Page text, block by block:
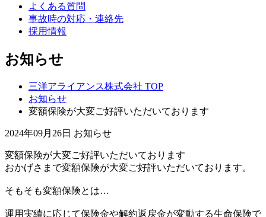
よくある質問
事故時の対応・連絡先
採用情報
お知らせ
三洋アライアンス株式会社 TOP
お知らせ
変額保険が大変ご好評いただいております
2024年09月26日 お知らせ
変額保険が大変ご好評いただいております
おかげさまで変額保険が大変ご好評いただいております。
そもそも変額保険とは…
運用実績に応じて保険金や解約返戻金が変動する生命保険で